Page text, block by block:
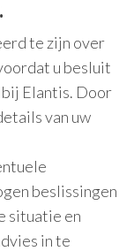
te zijn over
u besluit
Elantis. Door
van uw
beslissingen
situatie en
in te